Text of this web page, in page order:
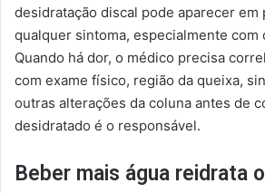
desidratação discal pode aparecer em
qualquer sintoma, especialmente com
Quando há dor, o médico precisa
com exame físico, região da queixa,
outras alterações da coluna antes de
desidratado é o responsável.
Beber mais água reidrata